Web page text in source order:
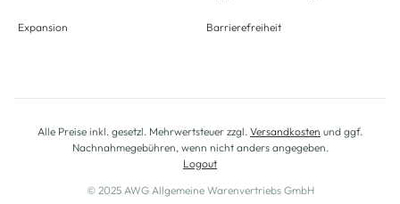
Expansion Barrierefreiheit
Alle Preise inkl. gesetzl. Mehrwertsteuer zzgl. Versandkosten und ggf.
Nachnahmegebühren, wenn nicht anders angegeben.
Logout
© 2025 AWG Allgemeine Warenvertriebs GmbH